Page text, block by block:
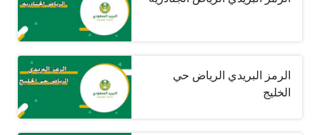
الرمز البريدي الرياض حي
الخليج